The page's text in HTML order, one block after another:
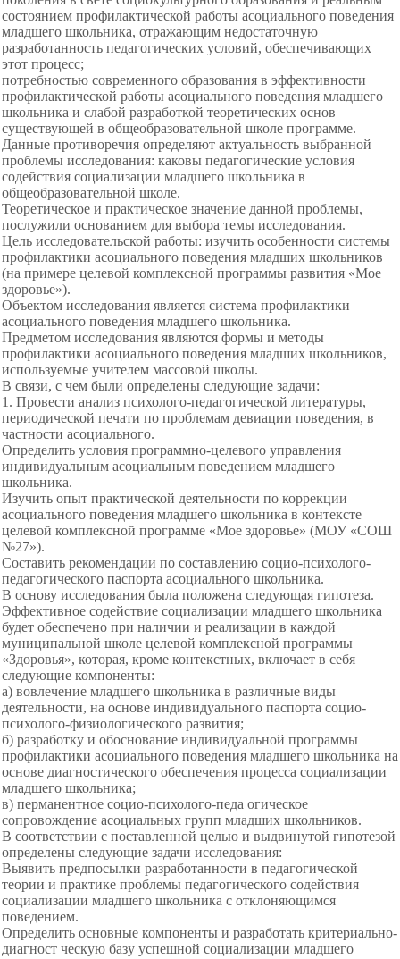
состоянием профилактической работы асоциального поведения
младшего школьника, отражающим недостаточную
разработанность педагогических условий, обеспечивающих
этот процесс;
потребностью современного образования в эффективности
профилактической работы асоциального поведения младшего
школьника и слабой разработкой теоретических основ
существующей в общеобразовательной школе программе.
Данные противоречия определяют актуальность выбранной
проблемы исследования: каковы педагогические условия
содействия социализации младшего школьника в
общеобразовательной школе.
Теоретическое и практическое значение данной проблемы,
послужили основанием для выбора темы исследования.
Цель исследовательской работы: изучить особенности системы
профилактики асоциального поведения младших школьников
(на примере целевой комплексной программы развития «Мое
здоровье»).
Объектом исследования является система профилактики
асоциального поведения младшего школьника.
Предметом исследования являются формы и методы
профилактики асоциального поведения младших школьников,
используемые учителем массовой школы.
В связи, с чем были определены следующие задачи:
1. Провести анализ психолого-педагогической литературы,
периодической печати по проблемам девиации поведения, в
частности асоциального.
Определить условия программно-целевого управления
индивидуальным асоциальным поведением младшего
школьника.
Изучить опыт практической деятельности по коррекции
асоциального поведения младшего школьника в контексте
целевой комплексной программе «Мое здоровье» (МОУ «СОШ
№27»).
Составить рекомендации по составлению социо-психолого-
педагогического паспорта асоциального школьника.
В основу исследования была положена следующая гипотеза.
Эффективное содействие социализации младшего школьника
будет обеспечено при наличии и реализации в каждой
муниципальной школе целевой комплексной программы
«Здоровья», которая, кроме контекстных, включает в себя
следующие компоненты:
а) вовлечение младшего школьника в различные виды
деятельности, на основе индивидуального паспорта социо-
психолого-физиологического развития;
б) разработку и обоснование индивидуальной программы
профилактики асоциального поведения младшего школьника на
основе диагностического обеспечения процесса социализации
младшего школьника;
в) перманентное социо-психолого-педа огическое
сопровождение асоциальных групп младших школьников.
В соответствии с поставленной целью и выдвинутой гипотезой
определены следующие задачи исследования:
Выявить предпосылки разработанности в педагогической
теории и практике проблемы педагогического содействия
социализации младшего школьника с отклоняющимся
поведением.
Определить основные компоненты и разработать критериально-
диагност ческую базу успешной социализации младшего